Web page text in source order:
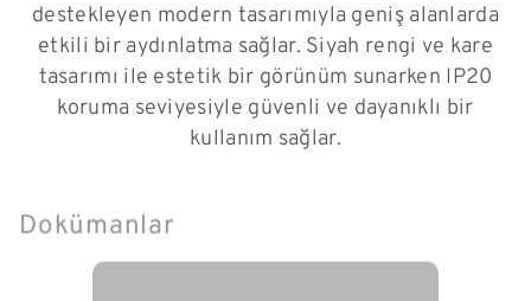
destekleyen modern tasarımıyla geniş alanlarda
etkili bir aydınlatma sağlar. Siyah rengi ve kare
tasarımı ile estetik bir görünüm sunarken IP20
koruma seviyesiyle güvenli ve dayanıklı bir
kullanım sağlar.
Dokümanlar